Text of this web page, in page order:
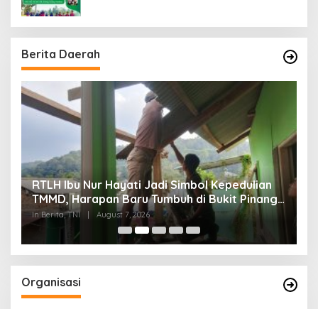
Berita Daerah
RTLH Ibu Nur Hayati Jadi Simbol Kepedulian
TMMD, Harapan Baru Tumbuh di Bukit Pinang
Jaya
In Berita, TNI August 7, 2026
Organisasi